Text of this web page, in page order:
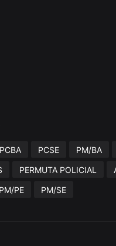
PCBA PCSE PM/BA
PERMUTA POLICIAL
PM/PE PM/SE